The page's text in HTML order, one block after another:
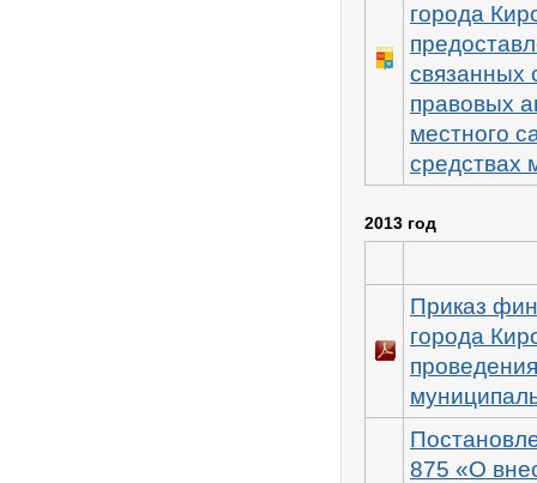
города
связанных
правовых
местного
средствах
2013 год
Приказ
города
875 «О